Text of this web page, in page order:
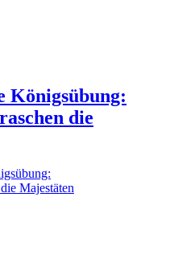
Königsübung:
die